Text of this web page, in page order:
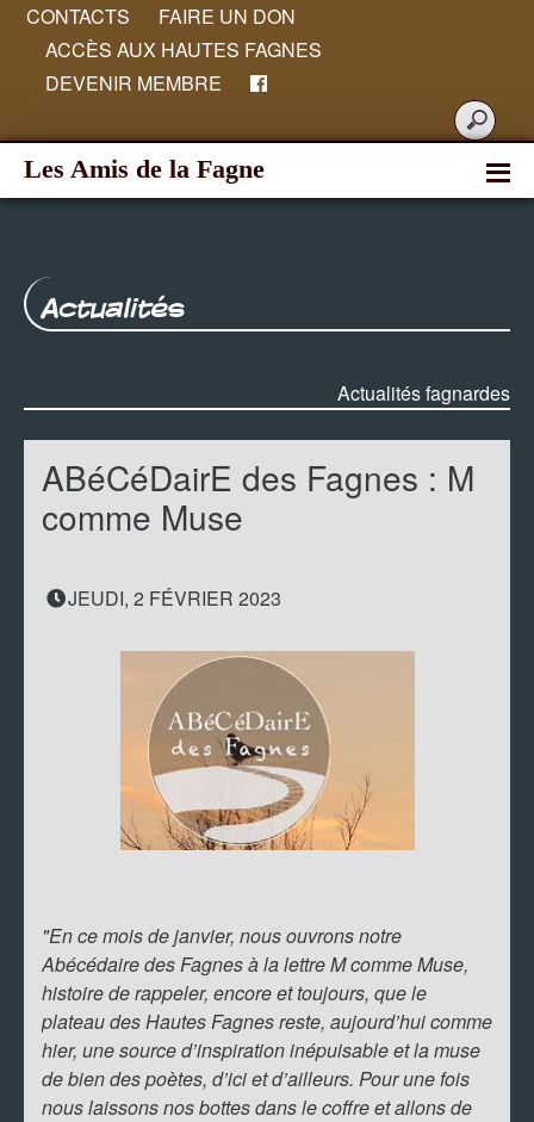
CONTACTS
FAIRE UN DON
ACCÈS AUX HAUTES FAGNES
DEVENIR MEMBRE
Les Amis de la Fagne
Actualités
Actualités fagnardes
ABéCéDairE des Fagnes : M
comme Muse
JEUDI, 2 FÉVRIER 2023
"En ce mois de janvier, nous ouvrons notre
Abécédaire des Fagnes à la lettre M comme Muse,
histoire de rappeler, encore et toujours, que le
plateau des Hautes Fagnes reste, aujourd’hui comme
hier, une source d’inspiration inépuisable et la muse
de bien des poètes, d’ici et d’ailleurs. Pour une fois
nous laissons nos bottes dans le coffre et allons de